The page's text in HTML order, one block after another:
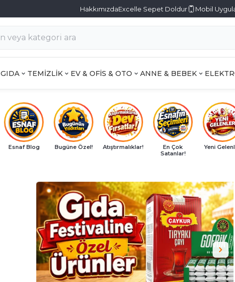
HakkımızdaExcelle Sepet Doldur Mobil
GIDA TEMİZLİK EV & OFİS & OTO ANNE & BEBEK
Esnaf Blog Bugüne Özel! Atıştırmalıklar!
En Çok
Satanlar!
Yeni